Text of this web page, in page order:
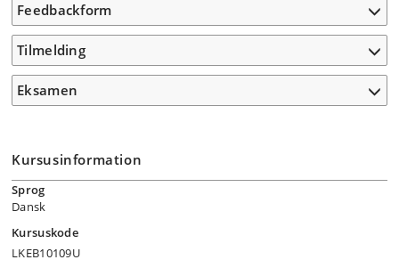
Feedbackform
Tilmelding
Eksamen
Kursusinformation
Sprog
Dansk
Kursuskode
LKEB10109U